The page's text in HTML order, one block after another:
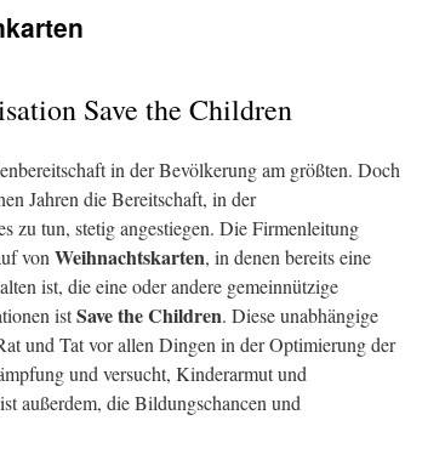
Save the Children
in der Bevölkerung am größten. Doch
Jahren die Bereitschaft, in der
zu tun, stetig angestiegen. Die Firmenleitung
von Weihnachtskarten, in denen bereits eine
ist, die eine oder andere gemeinnützige
istSave the Children. Diese unabhängige
und Tat vor allen Dingen in der Optimierung der
und versucht, Kinderarmut und
außerdem, die Bildungschancen und